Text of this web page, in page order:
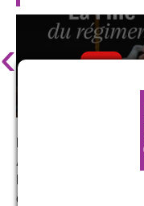
‹
's
Abel
als dirigent
door een